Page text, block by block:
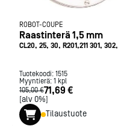
ROBOT-COUPE
Raastinterä 1,5 mm
CL20, 25, 30, R201,211 301, 302,
Tuotekoodi: 1515
Myyntierä: 1 kpl
105,00 €71,69 €
[alv 0%]
Tilaustuote